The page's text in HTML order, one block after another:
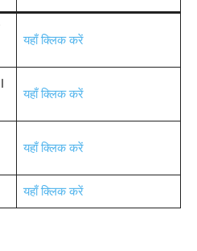
यहाँ क्लिक करें
यहाँ क्लिक करें
यहाँ क्लिक करें
यहाँ क्लिक करें